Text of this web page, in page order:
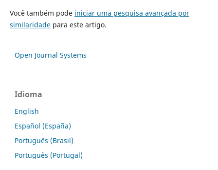
Você também pode iniciar uma pesquisa avançada por
similaridadepara este artigo.
Open Journal Systems
Idioma
English
Español (España)
Português (Brasil)
Português (Portugal)